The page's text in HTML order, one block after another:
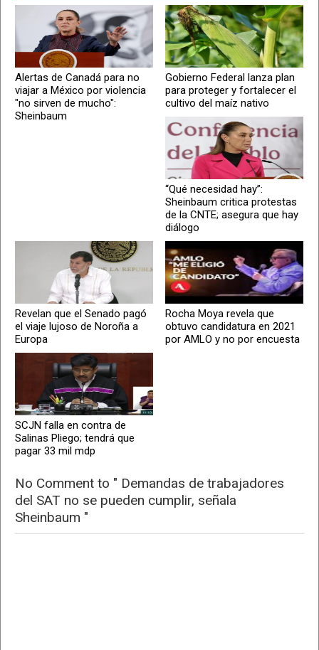
Alertas de Canadá para no
viajar a México por violencia
"no sirven de mucho":
Sheinbaum
Gobierno Federal lanza plan
para proteger y fortalecer el
cultivo del maíz nativo
“Qué necesidad hay”:
Sheinbaum critica protestas
de la CNTE; asegura que hay
diálogo
Revelan que el Senado pagó
el viaje lujoso de Noroña a
Europa
Rocha Moya revela que
obtuvo candidatura en 2021
por AMLO y no por encuesta
SCJN falla en contra de
Salinas Pliego; tendrá que
pagar 33 mil mdp
No Comment to " Demandas de trabajadores
del SAT no se pueden cumplir, señala
Sheinbaum "